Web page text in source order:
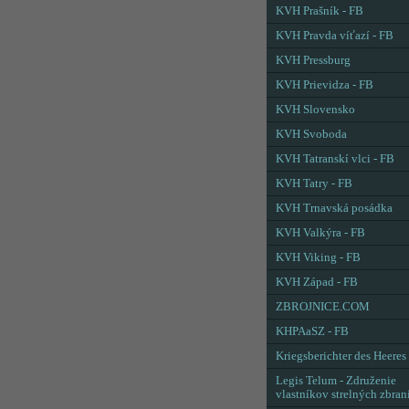
KVH Prašník - FB
KVH Pravda víťazí - FB
KVH Pressburg
KVH Prievidza - FB
KVH Slovensko
KVH Svoboda
KVH Tatranskí vlci - FB
KVH Tatry - FB
KVH Trnavská posádka
KVH Valkýra - FB
KVH Viking - FB
KVH Západ - FB
ZBROJNICE.COM
KHPAaSZ - FB
Kriegsberichter des Heeres
Legis Telum - Združenie
vlastníkov strelných